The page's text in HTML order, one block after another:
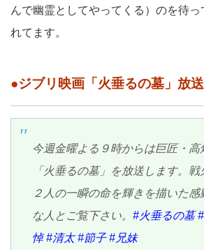
んで幽霊としてやってくる）のを待
れてます。
●ジブリ映画「火垂るの墓」放
今週金曜よる９時からは巨匠・高
「火垂るの墓」を放送します。
２人の一瞬の命を輝きを描いた
な人とご覧下さい。 #火垂るの墓
悼 #清太 #節子 #兄妹